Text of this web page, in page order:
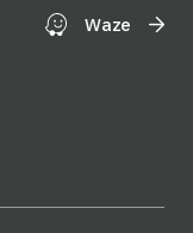
Waze